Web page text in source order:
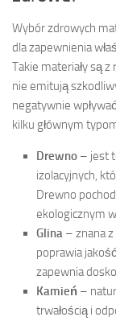
Wybór zdrowych
dla zapewnienia
Takie materiały są z
nie emitują
negatywnie
kilku głównym
Drewno – jest
izolacyjnych,
Drewno
ekologicznym
Glina – znana z
poprawia
zapewnia
Kamień –
trwałością i